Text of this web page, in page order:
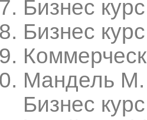
Бизнес
Бизнес
Мандель М.
Бизнес